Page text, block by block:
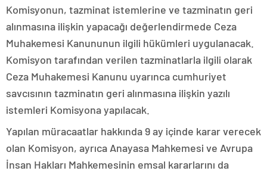
Komisyonun, tazminat istemlerine ve tazminatın geri
alınmasına ilişkin yapacağı değerlendirmede Ceza
Muhakemesi Kanununun ilgili hükümleri uygulanacak.
Komisyon tarafından verilen tazminatlarla ilgili olarak
Ceza Muhakemesi Kanunu uyarınca cumhuriyet
savcısının tazminatın geri alınmasına ilişkin yazılı
istemleri Komisyona yapılacak.
Yapılan müracaatlar hakkında 9 ay içinde karar verecek
olan Komisyon, ayrıca Anayasa Mahkemesi ve Avrupa
İnsan Hakları Mahkemesinin emsal kararlarını da